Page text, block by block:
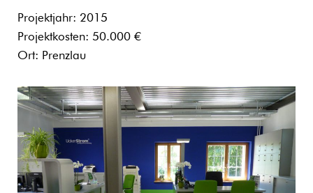
Projektjahr: 2015
Projektkosten: 50.000 €
Ort: Prenzlau